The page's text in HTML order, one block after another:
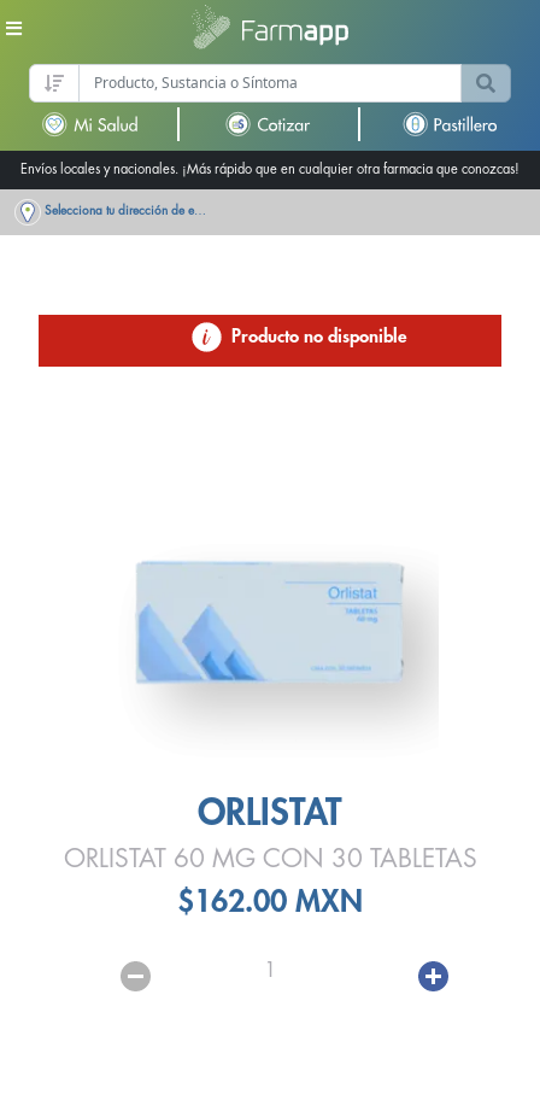
Envíos locales y nacionales. ¡Más rápido que en cualquier otra farmacia que conozcas!
Selecciona tu dirección de entrega
Producto no disponible
ORLISTAT
ORLISTAT 60 MG CON 30 TABLETAS
$162.00 MXN
1